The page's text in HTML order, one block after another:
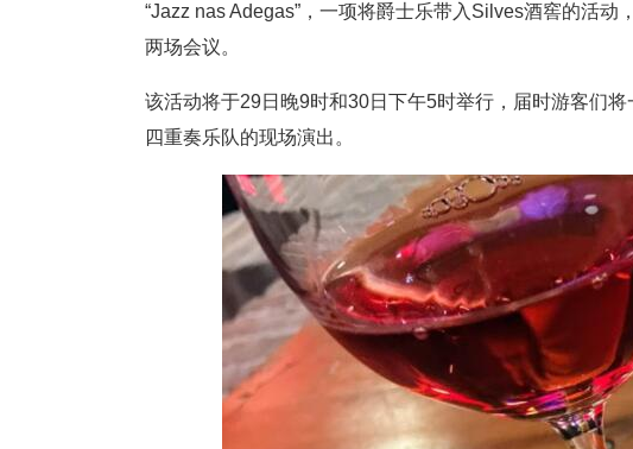
“Jazz nas Adegas”，一项将爵士乐带入Silves酒窖的活
两场会议。
该活动将于29日晚9时和30日下午5时举行，届时游客们
四重奏乐队的现场演出。